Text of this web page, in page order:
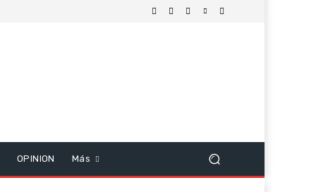
OPINION Más